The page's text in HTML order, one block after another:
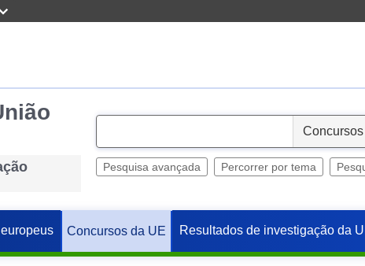
e
t
Pesquisa avançada Percorrer por tema
Concursos da UE Resultados de investigação da